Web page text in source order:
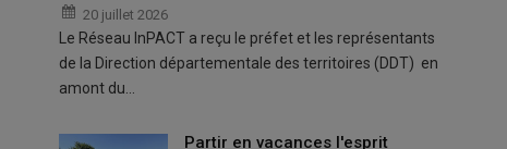
20 juillet 2026
Le Réseau InPACT a reçu le préfet et les représentants
de la Direction départementale des territoires (DDT) en
amont du…
Partir en vacances l'esprit